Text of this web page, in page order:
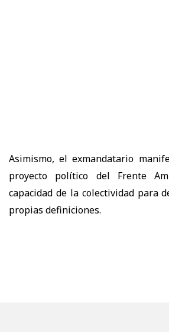
Asimismo, el exmandatario
proyecto político del Frente
capacidad de la colectividad para
propias definiciones.